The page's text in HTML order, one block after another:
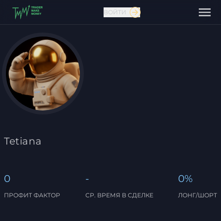
Связаться с нами
ВОЙТИ
Tetiana
0
ПРОФИТ ФАКТОР
-
СР. ВРЕМЯ В СДЕЛКЕ
0%
ЛОНГ/ШОРТ